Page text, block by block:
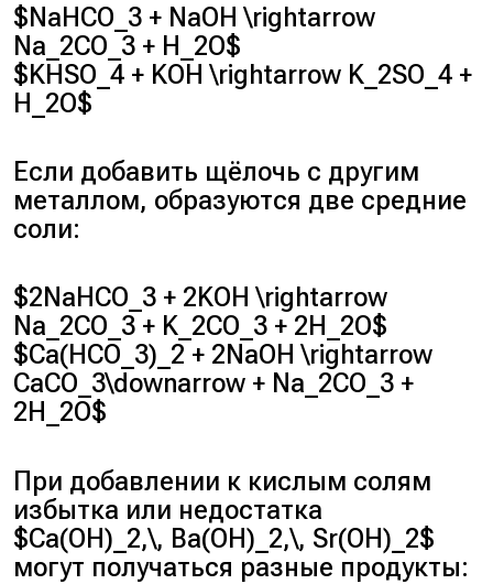
$NaHCO_3 + NaOH \rightarrow
Na_2CO_3 + H_2O$
$KHSO_4 + KOH \rightarrow K_2SO_4 +
H_2O$
Если добавить щёлочь с другим
металлом, образуются две средние
соли:
$2NaHCO_3 + 2KOH \rightarrow
Na_2CO_3 + K_2CO_3 + 2H_2O$
$Ca(HCO_3)_2 + 2NaOH \rightarrow
CaCO_3\downarrow + Na_2CO_3 +
2H_2O$
При добавлении к кислым солям
избытка или недостатка
$Ca(OH)_2,\, Ba(OH)_2,\, Sr(OH)_2$
могут получаться разные продукты: